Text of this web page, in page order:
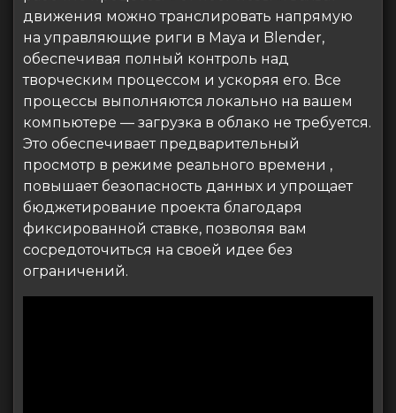
движения можно транслировать напрямую
на управляющие риги в Maya и Blender,
обеспечивая полный контроль над
творческим процессом и ускоряя его. Все
процессы выполняются локально на вашем
компьютере — загрузка в облако не требуется.
Это обеспечивает предварительный
просмотр в режиме реального времени ,
повышает безопасность данных и упрощает
бюджетирование проекта благодаря
фиксированной ставке, позволяя вам
сосредоточиться на своей идее без
ограничений.